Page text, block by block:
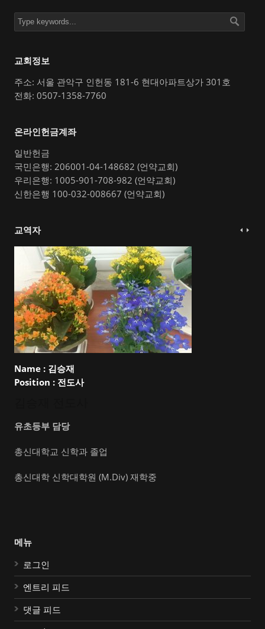
교회정보
주소: 서울 관악구 인헌동 181-6 현대아파트상가 301호
전화: 0507-1358-7760
온라인헌금계좌
일반헌금
국민은행: 206001-04-148682 (언약교회)
우리은행: 1005-901-708-982 (언약교회)
신한은행 100-032-008667 (언약교회)
교역자
Name : 김승재
Position : 전도사
유초등부 담당
총신대학교 신학과 졸업
총신대학 신학대학원 (M.Div) 재학중
메뉴
로그인
엔트리 피드
댓글 피드